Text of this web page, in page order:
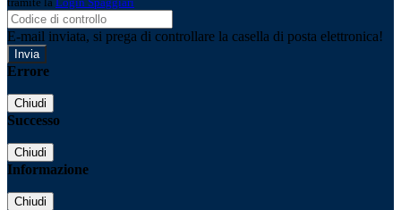
E-mail inviata, si prega di controllare la casella di posta elettronica!
Errore
Chiudi
Successo
Chiudi
Informazione
Chiudi